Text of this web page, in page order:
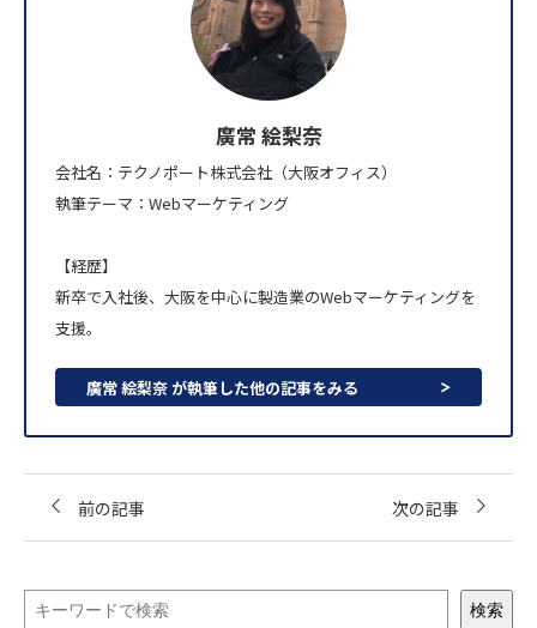
廣常 絵梨奈
会社名：テクノポート株式会社（大阪オフィス）
執筆テーマ：Webマーケティング
【経歴】
新卒で入社後、大阪を中心に製造業のWebマーケティングを
支援。
廣常 絵梨奈 が執筆した他の記事をみる
前の記事 次の記事
検索